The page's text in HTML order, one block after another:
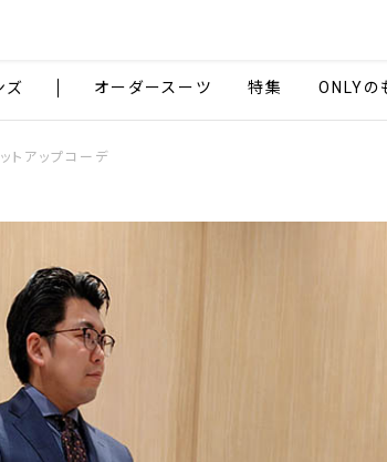
ド ONLY
ズ オーダースーツ 特集 ONLYの
トアップコーデ